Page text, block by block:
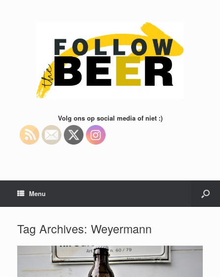
Volg ons op social media of niet :)
Menu
Tag Archives: Weyermann